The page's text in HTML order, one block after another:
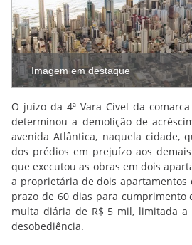
Imagem em destaque
O juízo da 4ª Vara Cível da
determinou a demolição de
avenida Atlântica, naquela cidade,
dos prédios em prejuízo aos
que executou as obras em dois
a proprietária de dois
prazo de 60 dias para cumprimento
multa diária de R$ 5 mil, limitada a
desobediência.